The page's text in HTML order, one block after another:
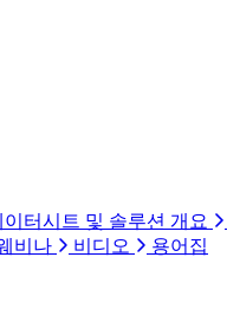
이터시트 및 솔루션 개요
비나 비디오
용어집